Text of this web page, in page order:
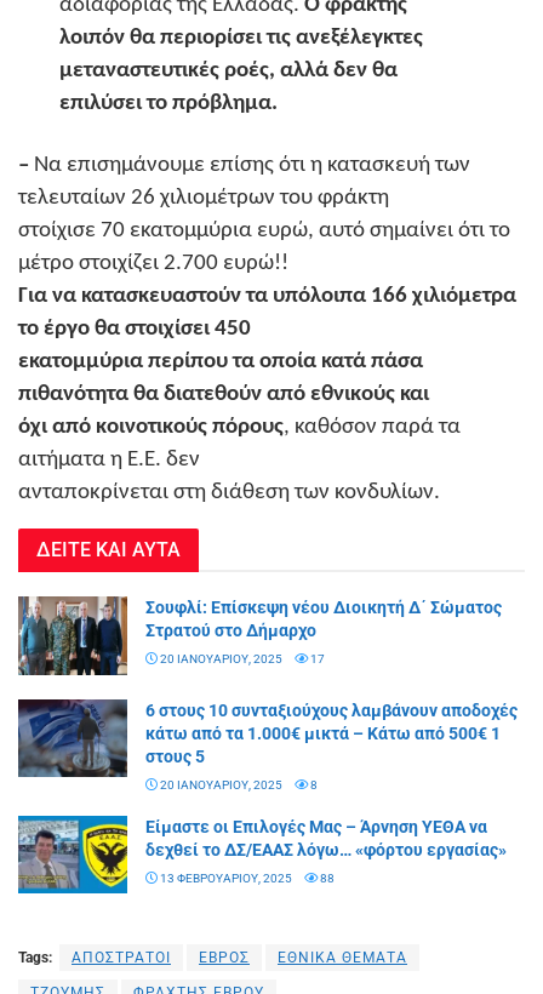
αδιαφορίας της Ελλάδας.Ο φράκτης
λοιπόν θα περιορίσει τις ανεξέλεγκτες
μεταναστευτικές ροές, αλλά δεν θα
επιλύσει το πρόβλημα.
– Να επισημάνουμε επίσης ότι η κατασκευή των
τελευταίων 26 χιλιομέτρων του φράκτη
στοίχισε 70 εκατομμύρια ευρώ, αυτό σημαίνει ότι το
μέτρο στοιχίζει 2.700 ευρώ!!
Για να κατασκευαστούν τα υπόλοιπα 166 χιλιόμετρα
το έργο θα στοιχίσει 450
εκατομμύρια περίπου τα οποία κατά πάσα
πιθανότητα θα διατεθούν από εθνικούς και
όχι από κοινοτικούς πόρους, καθόσον παρά τα
αιτήματα η Ε.Ε. δεν
ανταποκρίνεται στη διάθεση των κονδυλίων.
ΔΕΙΤΕ ΚΑΙ ΑΥΤΑ
Σουφλί: Επίσκεψη νέου Διοικητή Δ΄ Σώματος
Στρατού στο Δήμαρχο
20 ΙΑΝΟΥΑΡΊΟΥ, 2025 17
6 στους 10 συνταξιούχους λαμβάνουν αποδοχές
κάτω από τα 1.000€ μικτά – Κάτω από 500€ 1
στους 5
20 ΙΑΝΟΥΑΡΊΟΥ, 2025 8
Είμαστε οι Επιλογές Μας – Άρνηση YEΘΑ να
δεχθεί το ΔΣ/ΕΑΑΣ λόγω… «φόρτου εργασίας»
13 ΦΕΒΡΟΥΑΡΊΟΥ, 2025 88
Tags: ΑΠΟΣΤΡΑΤΟΙ ΕΒΡΟΣ ΕΘΝΙΚΑ ΘΕΜΑΤΑ